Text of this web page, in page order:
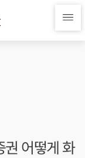
권 어떻게 화